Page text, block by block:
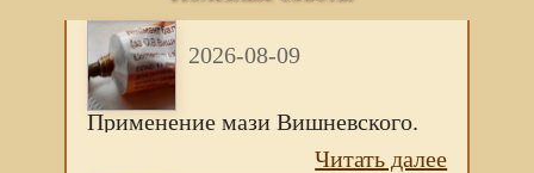
2026-08-09
Применение мази Вишневского.
Читать далее